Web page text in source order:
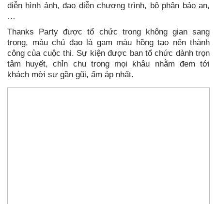
diễn hình ảnh, đạo diễn chương trình, bộ phận bảo an,
…
Thanks Party được tổ chức trong không gian sang
trọng, màu chủ đạo là gam màu hồng tạo nên thành
công của cuộc thi. Sự kiện được ban tổ chức dành trọn
tâm huyết, chỉn chu trong mọi khâu nhằm đem tới
khách mời sự gần gũi, ấm áp nhất.